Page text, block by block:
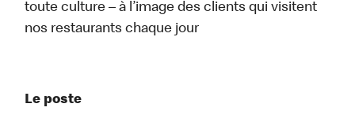
toute culture – à l’image des clients qui visitent
nos restaurants chaque jour
Le poste